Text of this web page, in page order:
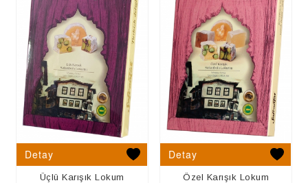
Detay
Üçlü Karışık Lokum
Detay
Özel Karışık Lokum